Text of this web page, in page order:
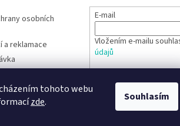
tohoto webu
zde. Souhlasím
osobních
a reklamace
- Poradna
E-mail
Vložením e-mailu
údajů